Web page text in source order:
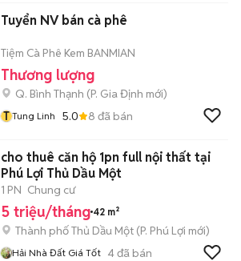
Tuyển NV bán cà phê
Tiệm Cà Phê Kem BANMIAN
Thương lượng
Q. Bình Thạnh (P. Gia Định mới)
T Tung Linh 5.0 8 đã bán
cho thuê căn hộ 1pn full nội thất tại
Phú Lợi Thủ Dầu Một
1 PN Chung cư
5 triệu/tháng 42 m²
Thành phố Thủ Dầu Một (P. Phú Lợi mới)
Hải Nhà Đất Giá Tốt 4đã bán